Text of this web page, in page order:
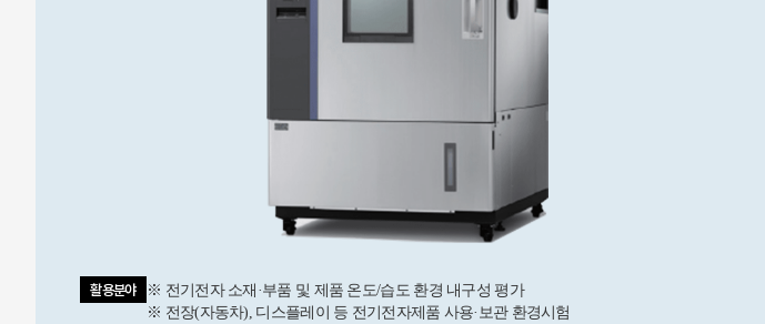
활용분야
※ 전기전자 소재·부품 및 제품 온도/습도 환경 내구성 평가
※ 전장(자동차), 디스플레이 등 전기전자제품 사용·보관 환경시험